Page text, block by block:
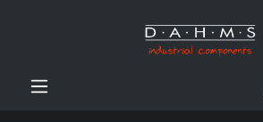
Zum Hauptinhalt springen